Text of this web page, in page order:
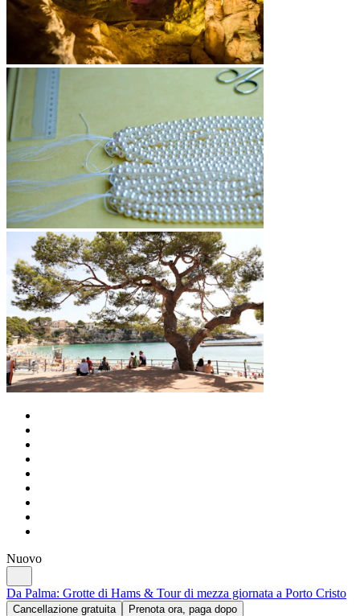
Nuovo
Da Palma: Grotte di Hams & Tour di mezza giornata a Porto Cristo
Cancellazione gratuita Prenota ora, paga dopo